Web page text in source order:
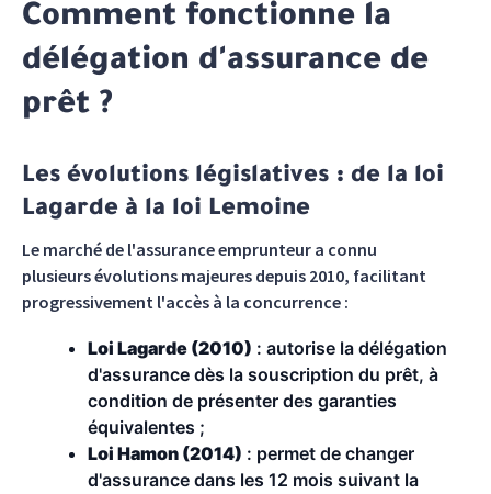
Comment fonctionne la
délégation d'assurance de
prêt ?
Les évolutions législatives : de la loi
Lagarde à la loi Lemoine
Le marché de l'assurance emprunteur a connu
plusieurs évolutions majeures depuis 2010, facilitant
progressivement l'accès à la concurrence :
Loi Lagarde (2010) : autorise la délégation
d'assurance dès la souscription du prêt, à
condition de présenter des garanties
équivalentes ;
Loi Hamon (2014) : permet de changer
d'assurance dans les 12 mois suivant la